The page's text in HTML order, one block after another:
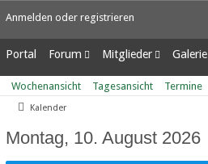
Anmelden oder registrieren
Portal Forum
Unerledigte Themen
Mitglieder
Letzte Aktivitäten
Benutzer online
Mitgliedersuche
Galerie
Alben
Bilder
Wochenansicht Tagesansicht Termine
Kalender
Montag, 10. August 2026